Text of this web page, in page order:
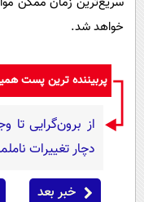
خواهد شد.
پربیننده ترین پست
از برون‌گرایی
دچار تغییرات
خبر بعد